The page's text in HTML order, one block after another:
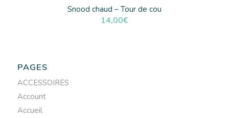
Snood chaud – Tour de cou
14,00€
PAGES
ACCESSOIRES
Account
Accueil